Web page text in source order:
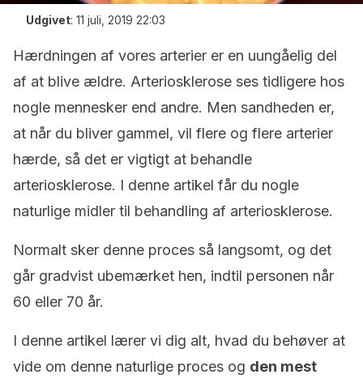
Udgivet: 11 juli, 2019 22:03
Hærdningen af vores arterier er en uungåelig del
af at blive ældre. Arteriosklerose ses tidligere hos
nogle mennesker end andre. Men sandheden er,
at når du bliver gammel, vil flere og flere arterier
hærde, så det er vigtigt at behandle
arteriosklerose. I denne artikel får du nogle
naturlige midler til behandling af arteriosklerose.
Normalt sker denne proces så langsomt, og det
går gradvist ubemærket hen, indtil personen når
60 eller 70 år.
I denne artikel lærer vi dig alt, hvad du behøver at
vide om denne naturlige proces og den mest